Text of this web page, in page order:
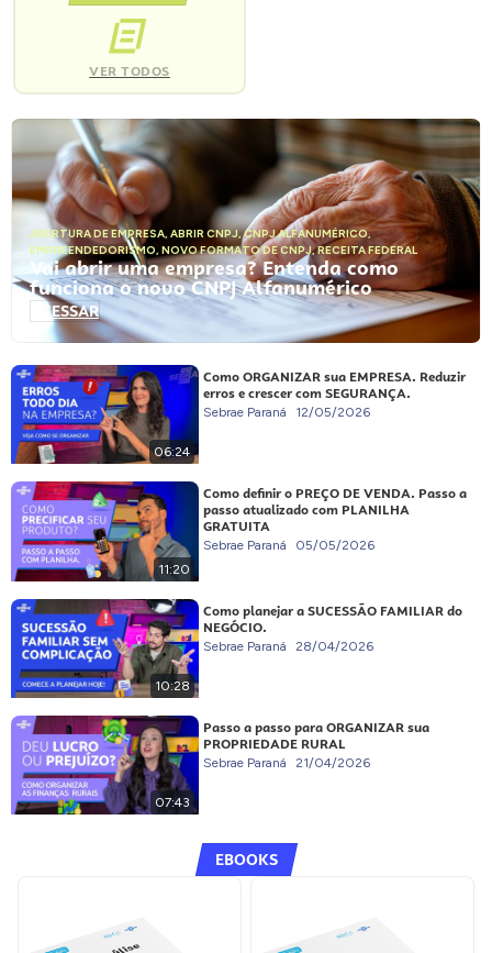
VER TODOS
ABERTURA DE EMPRESA, ABRIR CNPJ,CNPJ ALFANUMÉRICO,
EMPREENDEDORISMO, NOVO FORMATO DE CNPJ,RECEITA FEDERAL
Vai abrir uma empresa? Entenda como
funciona o novo CNPJ Alfanumérico
ACESSAR
06:24
Como ORGANIZAR sua EMPRESA. Reduzir
erros e crescer com SEGURANÇA.
Sebrae Paraná 12/05/2026
11:20
Como definir o PREÇO DE VENDA. Passo a
passo atualizado com PLANILHA
GRATUITA
Sebrae Paraná 05/05/2026
10:28
Como planejar a SUCESSÃO FAMILIAR do
NEGÓCIO.
Sebrae Paraná 28/04/2026
07:43
Passo a passo para ORGANIZAR sua
PROPRIEDADE RURAL
Sebrae Paraná 21/04/2026
EBOOKS